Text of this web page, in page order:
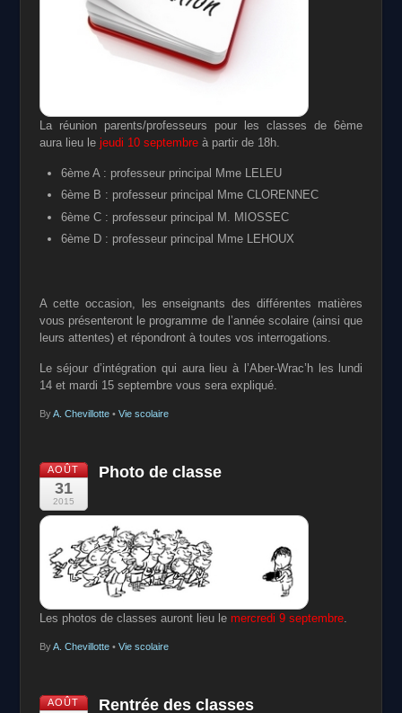
La réunion parents/professeurs pour les classes de 6ème
aura lieu le jeudi 10 septembreà partir de 18h.
6ème A : professeur principal Mme LELEU
6ème B : professeur principal Mme CLORENNEC
6ème C : professeur principal M. MIOSSEC
6ème D : professeur principal Mme LEHOUX
A cette occasion, les enseignants des différentes matières
vous présenteront le programme de l’année scolaire (ainsi que
leurs attentes) et répondront à toutes vos interrogations.
Le séjour d’intégration qui aura lieu à l’Aber-Wrac’h les lundi
14 et mardi 15 septembre vous sera expliqué.
ByA. Chevillotte• Vie scolaire
AOÛT
31
2015
Photo de classe
Les photos de classes auront lieu le mercredi 9 septembre.
ByA. Chevillotte• Vie scolaire
AOÛT Rentrée des classes